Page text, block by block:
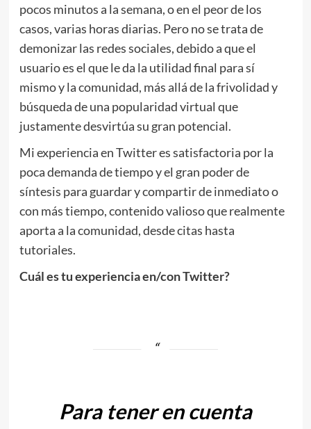
pocos minutos a la semana, o en el peor de los
casos, varias horas diarias. Pero no se trata de
demonizar las redes sociales, debido a que el
usuario es el que le da la utilidad final para sí
mismo y la comunidad, más allá de la frivolidad y
búsqueda de una popularidad virtual que
justamente desvirtúa su gran potencial.
Mi experiencia en Twitter es satisfactoria por la
poca demanda de tiempo y el gran poder de
síntesis para guardar y compartir de inmediato o
con más tiempo, contenido valioso que realmente
aporta a la comunidad, desde citas hasta
tutoriales.
Cuál es tu experiencia en/con Twitter?
Para tener en cuenta